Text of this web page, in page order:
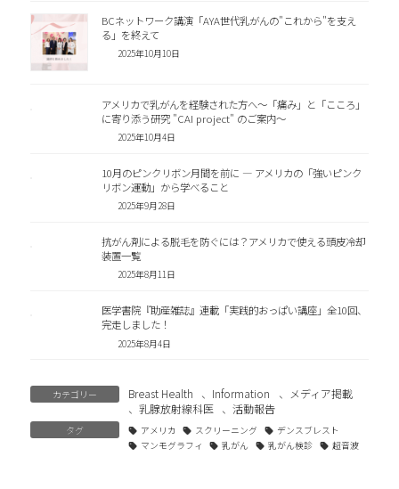
BCネットワーク講演「AYA世代乳がんの"これから"を支え
る」を終えて
2025年10月10日
アメリカで乳がんを経験された方へ～「痛み」と「こころ」
に寄り添う研究 "CAI project" のご案内～
2025年10月4日
10月のピンクリボン月間を前に ― アメリカの「強いピンク
リボン運動」から学べること
2025年9月28日
抗がん剤による脱毛を防ぐには？アメリカで使える頭皮冷却
装置一覧
2025年8月11日
医学書院『助産雑誌』連載「実践的おっぱい講座」全10回、
完走しました！
2025年8月4日
カテゴリー Breast Health 、 Information 、
メディア掲載
、 乳腺放射線科医 、活動報告
タグ アメリカ スクリーニング
デンスブレスト
マンモグラフィ
乳がん 乳がん検診 超音波